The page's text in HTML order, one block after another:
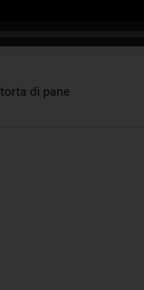
torta di pane